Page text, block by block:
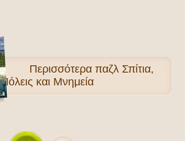
Περισσότεραπαζλ Σπίτια,
Πόλεις και Μνημεία